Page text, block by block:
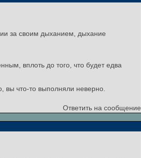
за своим дыханием, дыхание
вплоть до того, что будет едва
вы что-то выполняли неверно.
Ответить на сообщение